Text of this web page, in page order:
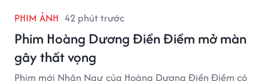
PHIM ẢNH 42 phút trước
Phim Hoàng Dương Điền Điềm mở màn
gây thất vọng
Phim mới Nhân Ngư của Hoàng Dương Điền Điềm có